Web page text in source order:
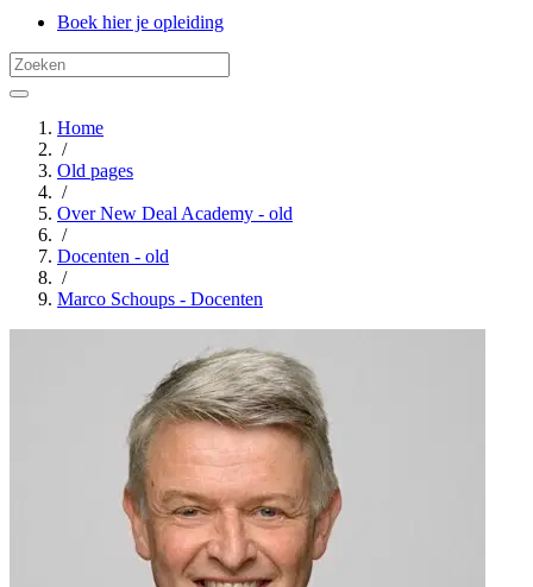
Boek hier je opleiding
Home
/
Old pages
/
Over New Deal Academy - old
/
Docenten - old
/
Marco Schoups - Docenten